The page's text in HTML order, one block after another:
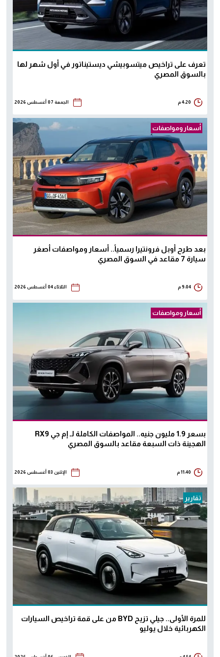
تعرف على تراخيص ميتسوبيشي ديستيناتور في أول شهر لها
بالسوق المصري
4:20 م الجمعة 07 أغسطس 2026
أسعار ومواصفات
بعد طرح أوبل فرونتيرا رسمياً.. أسعار ومواصفات أصغر
سيارة 7 مقاعد في السوق المصري
9:04 م الثلاثاء 04 أغسطس 2026
أسعار ومواصفات
بسعر 1.9 مليون جنيه.. المواصفات الكاملة لـ إم جي RX9
الهجينة ذات السبعة مقاعد بالسوق المصري
11:40 م الإثنين 03 أغسطس 2026
تقارير
للمرة الأولى.. جيلي تزيح BYD من على قمة تراخيص السيارات
الكهربائية خلال يوليو